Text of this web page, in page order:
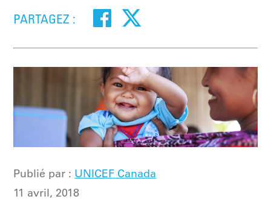
PARTAGEZ :
Publié par : UNICEF Canada
11 avril, 2018